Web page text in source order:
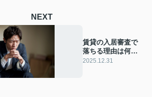
NEXT
賃貸の入居審査で
落ちる理由は何？
再挑戦前に確認す
2025.12.31